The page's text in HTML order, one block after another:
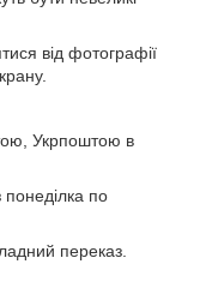
від фотографії
Укрпоштою в
по
переказ.